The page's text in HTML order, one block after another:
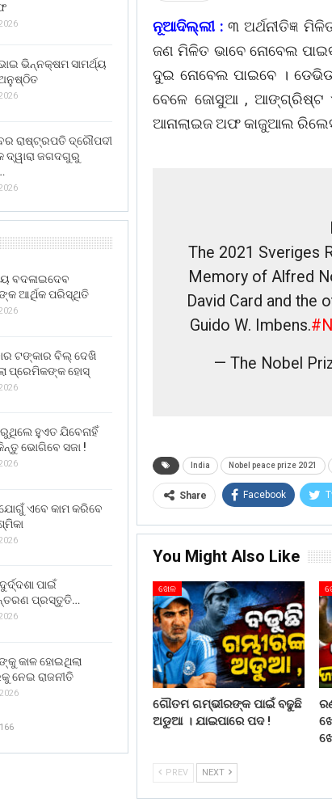
ନୂଆଦିଲ୍ଲୀ : ୩ ଅର୍ଥନୀତିଜ୍ଞ
ଜଣ ମିଳିତ ଭାବେ ନୋବେଲ
ଦୁଇ ନୋବେଲ ପାଇବେ ।
ବେଳେ ଜୋସୁଆ , ଆଙ୍ଗ୍ରିଷ୍ଟ
ଆନାଲାଇଜ ଅଫ କାଜୁଆଲ
The 2021 Sveriges
Memory of Alfred
David Card and the
Guido W. Imbens.
— The Nobel
India Nobel peace prize 2021
Share Facebook
You Might Also Like
ଖେଳ
ଗୌତମ ଗମ୍ଭୀରଙ୍କ ପାଇଁ ବଢୁଛି
ଅଡୁଆ । ଯାଇପାରେ ପଦ !
PREV NEXT
ଭିନ୍ନକ୍ଷମ ସାମର୍ଥ୍ୟ
ରାଷ୍ଟ୍ରପତି ଦ୍ରୌପଦୀ
ଦ୍ୱାରା ଜଗଦଗୁରୁ
ବଦଳାଇଦେବ
ଆର୍ଥିକ ପରିସ୍ଥିତି
ଟଙ୍କାର ବିଲ୍ ଦେଖି
ପ୍ରେମିକଙ୍କ ହୋସ୍
ହୁଏତ ଯିବେନାହିଁ
ଭୋଗିବେ ସଜା !
ଏବେ କାମ କରିବେ
ପାଇଁ
ପ୍ରସ୍ତୁତି…
କାଳ ହୋଇଥିଲା
ନେଇ ରାଜନୀତି